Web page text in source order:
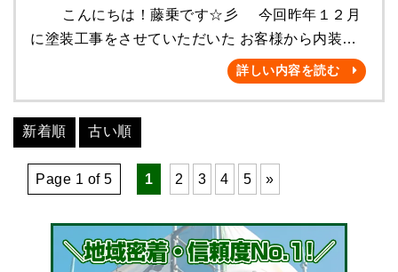
麻衣ちゃんとランチに行きました✨ お蕎麦がたべ
たくなったので、小倉のさらしなさんへ✨ いつも
お蕎麦がおいしくて大好きなお店です😘 帰り際、
お食事中の男性の方が声をかけてくれました！ 雅
ました✨ どんどん周知されているんだなぁと思う
麦と、あたたかなお声がけで、幸せな気持ちで午後
なれるよう、頑張ります❗️ 屋根塗装・外壁塗装
の事 ご自宅のことでお困りの際は 是非❗️ 雅へお気
様のお手伝いができればと思います✨ (弊社は受領
委任払いも利用できます☺️) 雅での実際の段差解
消の施工例がこちらです❕ 👇👇👇 🔵廊下～部屋間
の段差改修🔵 つまづきなどの原因にもなる、段差
が解消されていますね😊 体の変化に伴って、お家
の構造自体が生活に合わなくなることがあります。
また、家の構造を住みやすいように改修することは
事故防止にもつながり、自立度の向上もつながりま
いる、ケアマネージャー様、介護事業者様 お住ま
いの各市町村に是非一度、確認してみてくださいね
こんにちは！藤乗です☆彡 今回昨年１２月
に塗装工事をさせていただいた お客様から内装工
事のご依頼をいただきました！ キッチンにあっ
た冷蔵庫から水漏れしてしまい 設置場所の床と壁
【 施工前 】 ⇓ 壁紙 クロス ⇓ 床
ました！ ① まず腐食してしまった部分を撤去
た部分も切り離します👷✨ ② 次に取り外した
部分に下地となる新たなパネルをはめ込み・・・
詳しい内容を読む
新着順 古い順
Page 1 of 5 1 2 3 4 5 »